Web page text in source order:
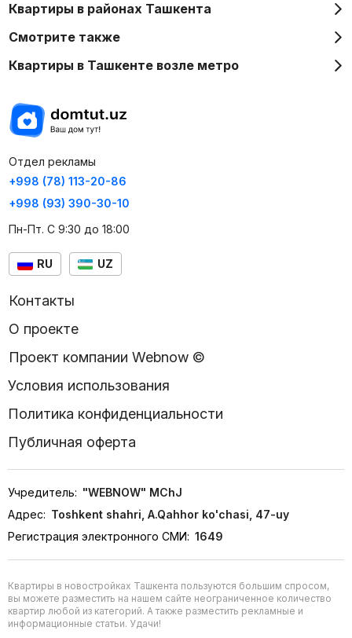
Квартиры в районах Ташкента
Смотрите также
Квартиры в Ташкенте возле метро
Отдел рекламы
+998 (78) 113-20-86
+998 (93) 390-30-10
Пн-Пт. С 9:30 до 18:00
RU UZ
Контакты
О проекте
Проект компании Webnow ©
Условия использования
Политика конфиденциальности
Публичная оферта
Учредитель: "WEBNOW" MChJ
Адрес: Toshkent shahri, A.Qahhor ko'chasi, 47-uy
Регистрация электронного СМИ: 1649
Квартиры в новостройках Ташкента пользуются большим спросом,
вы можете разместить на нашем сайте неограниченное количество
квартир любой из категорий. А также разместить рекламные и
информационные статьи. Удачи!